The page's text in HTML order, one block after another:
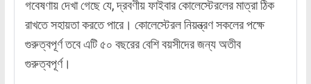
গবেষণায় দেখা গেছে যে, দ্রবণীয় ফাইবার কোলেস্টেরলের মাত্রা ঠিক
রাখতে সহায়তা করতে পারে। কোলেস্টেরল নিয়ন্ত্রণ সকলের পক্ষে
গুরুত্বপূর্ণ তবে এটি ৫০ বছরের বেশি বয়সীদের জন্য অতীব
গুরুত্বপূর্ণ।